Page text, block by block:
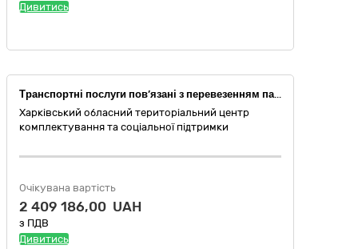
Дивитись
Транспортні послуги пов’язані з перевезенням пасажирів
Харківський обласний територіальний центр
комплектування та соціальної підтримки
Очікувана вартість
2 409 186,00 UAH
з ПДВ
Дивитись